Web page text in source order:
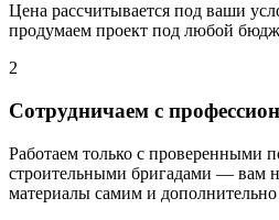
Цена рассчитывается под ваши
продумаем проект под любой
2
Сотрудничаем с
Работаем только с проверенными
строительными бригадами — вам
материалы самим и дополнительно